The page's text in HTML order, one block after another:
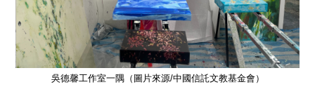
吳德馨工作室一隅（圖片來源/中國信託文教基金會）